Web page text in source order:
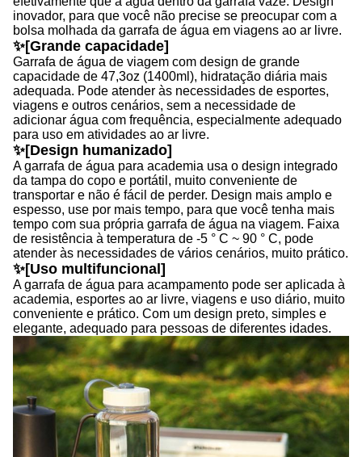
inovador, para que você não precise se preocupar com a
bolsa molhada da garrafa de água em viagens ao ar livre.
✨[Grande capacidade]
Garrafa de água de viagem com design de grande
capacidade de 47,3oz (1400ml), hidratação diária mais
adequada. Pode atender às necessidades de esportes,
viagens e outros cenários, sem a necessidade de
adicionar água com frequência, especialmente adequado
para uso em atividades ao ar livre.
✨[Design humanizado]
A garrafa de água para academia usa o design integrado
da tampa do copo e portátil, muito conveniente de
transportar e não é fácil de perder. Design mais amplo e
espesso, use por mais tempo, para que você tenha mais
tempo com sua própria garrafa de água na viagem. Faixa
de resistência à temperatura de -5 ° C ~ 90 ° C, pode
atender às necessidades de vários cenários, muito prático.
✨[Uso multifuncional]
A garrafa de água para acampamento pode ser aplicada à
academia, esportes ao ar livre, viagens e uso diário, muito
conveniente e prático. Com um design preto, simples e
elegante, adequado para pessoas de diferentes idades.